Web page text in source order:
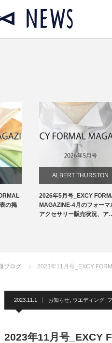
の掲
ALBERT THURSTON
お知らせ
フォーマルアクセサリー
洲鎌ブログ
2026年5月号_EXCY
MAGAZINE-4月のフォーマ
アクセサリー販売状況、ア
ブログ 2023年11月号_EXCY
2023.11.1 お知らせ ウエディング
2023年11月号_EXCY